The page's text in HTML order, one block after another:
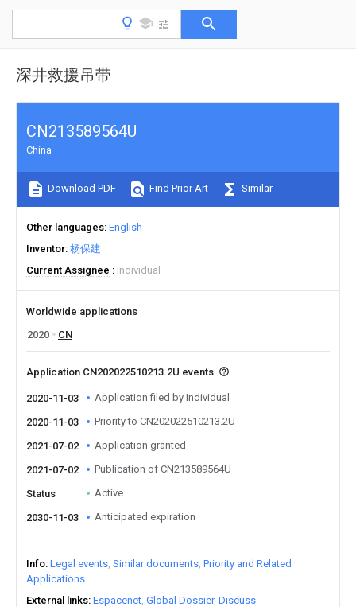
深井救援吊带
CN213589564U
China
Download PDF Find Prior Art Similar
Other languages English
Inventor 杨保建
Current Assignee
Individual
Worldwide applications
2020
CN
Application CN202022510213.2U events
2020-11-03 Application filed by Individual
2020-11-03 Priority to CN202022510213.2U
2021-07-02 Application granted
2021-07-02 Publication of CN213589564U
Status Active
2030-11-03 Anticipated expiration
Info Legal events Similar documents Priority and Related
Applications
External links Espacenet Global Dossier Discuss